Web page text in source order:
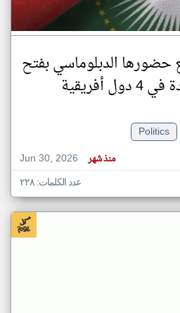
حضورها الدبلوماسي بفتح
أفريقية
Politics
Jun 30, 2026
منذ شهر
عدد الكلمات: ٢٢٨